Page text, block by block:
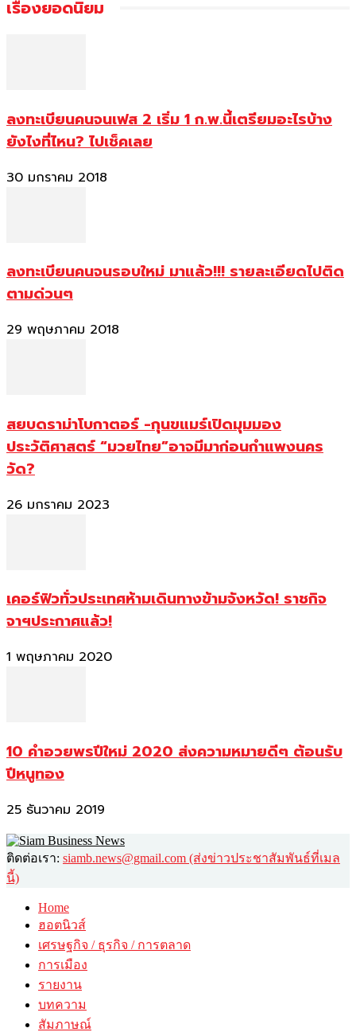
เรื่องยอดนิยม
ลงทะเบียนคนจนเฟส 2 เริ่ม 1 ก.พ.นี้เตรียมอะไรบ้าง
ยังไงที่ไหน? ไปเช็คเลย
30 มกราคม 2018
ลงทะเบียนคนจนรอบใหม่ มาแล้ว!!! รายละเอียดไปติด
ตามด่วนๆ
29 พฤษภาคม 2018
สยบดราม่าโบกาตอร์ -กุนขแมร์เปิดมุมมอง
ประวัติศาสตร์ “มวยไทย”อาจมีมาก่อนกำแพงนคร
วัด?
26 มกราคม 2023
เคอร์ฟิวทั่วประเทศห้ามเดินทางข้ามจังหวัด! ราชกิจ
จาฯประกาศแล้ว!
1 พฤษภาคม 2020
10 คำอวยพรปีใหม่ 2020 ส่งความหมายดีๆ ต้อนรับ
ปีหนูทอง
25 ธันวาคม 2019
ติดต่อเรา: siamb.news@gmail.com (ส่งข่าวประชาสัมพันธ์ที่เมล
นี้)
Home
ฮอตนิวส์
เศรษฐกิจ / ธุรกิจ / การตลาด
การเมือง
รายงาน
บทความ
สัมภาษณ์